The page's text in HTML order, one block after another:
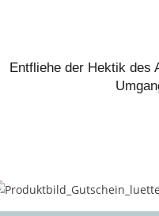
Entfliehe der Hektik des